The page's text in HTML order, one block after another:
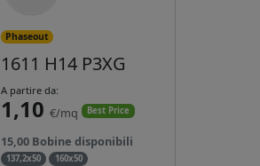
Phaseout
1611 H14 P3XG
A partire da:
1,10 €/mq Best Price
15,00 Bobine disponibili
137,2x50 160x50